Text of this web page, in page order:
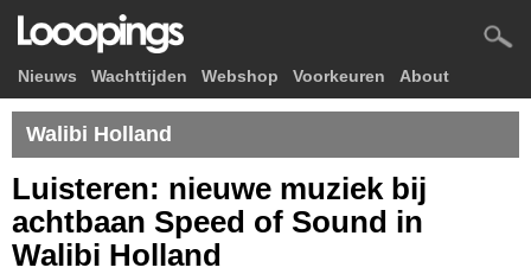
Nieuws Wachttijden Webshop Voorkeuren About
Walibi Holland
Luisteren: nieuwe muziek bij
achtbaan Speed of Sound in
Walibi Holland